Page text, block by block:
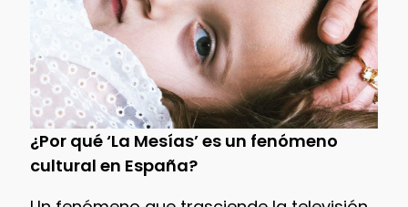
¿Por qué ‘La Mesías’ es un fenómeno
cultural en España?